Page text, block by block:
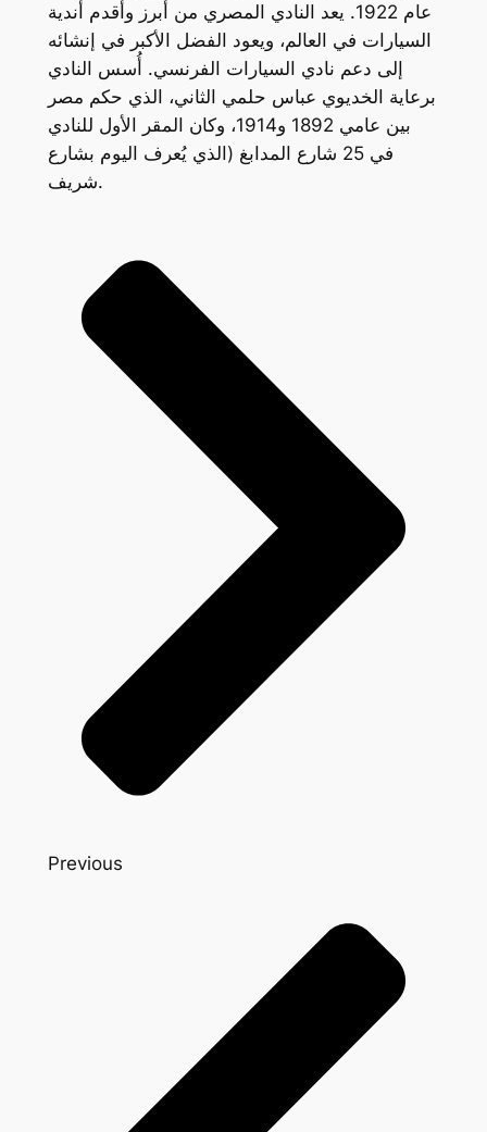
عام 1922. يعد النادي المصري من أبرز وأقدم أندية
السيارات في العالم، ويعود الفضل الأكبر في إنشائه
إلى دعم نادي السيارات الفرنسي. أُسس النادي
برعاية الخديوي عباس حلمي الثاني، الذي حكم مصر
بين عامي 1892 و1914، وكان المقر الأول للنادي
في 25 شارع المدابغ (الذي يُعرف اليوم بشارع
شريف.
Previous